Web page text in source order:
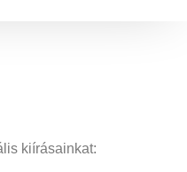
kiírásainkat: